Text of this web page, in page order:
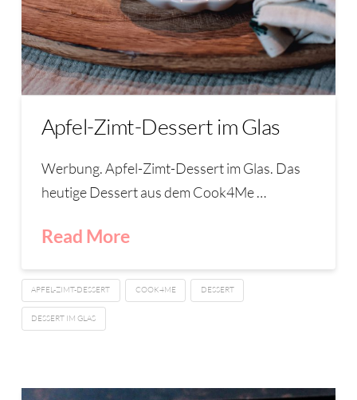
Apfel-Zimt-Dessert im Glas
Werbung. Apfel-Zimt-Dessert im Glas. Das
heutige Dessert aus dem Cook4Me …
Read More
APFEL-ZIMT-DESSERT COOK4ME DESSERT
DESSERT IM GLAS